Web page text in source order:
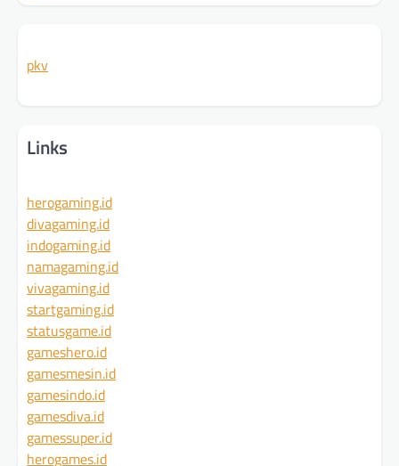
pkv
Links
herogaming.id
divagaming.id
indogaming.id
namagaming.id
vivagaming.id
startgaming.id
statusgame.id
gameshero.id
gamesmesin.id
gamesindo.id
gamesdiva.id
gamessuper.id
herogames.id